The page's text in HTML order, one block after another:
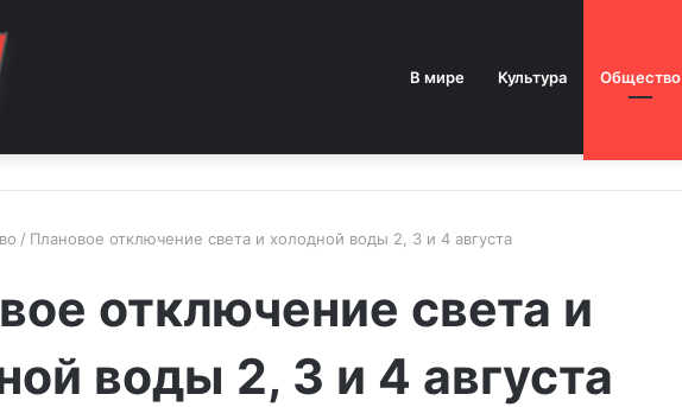
В мире Культура Общество
/ Плановое отключение света и холодной воды 2, 3 и 4 августа
отключение света и
воды 2, 3 и 4 августа